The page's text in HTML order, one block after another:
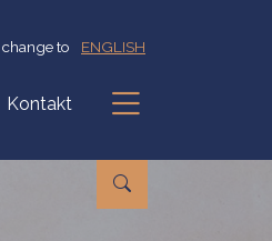
change to ENGLISH
Kontakt
Podmenu